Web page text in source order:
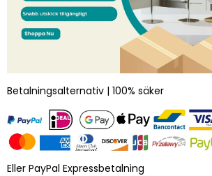
Betalningsalternativ | 100% säker
Eller PayPal Expressbetalning